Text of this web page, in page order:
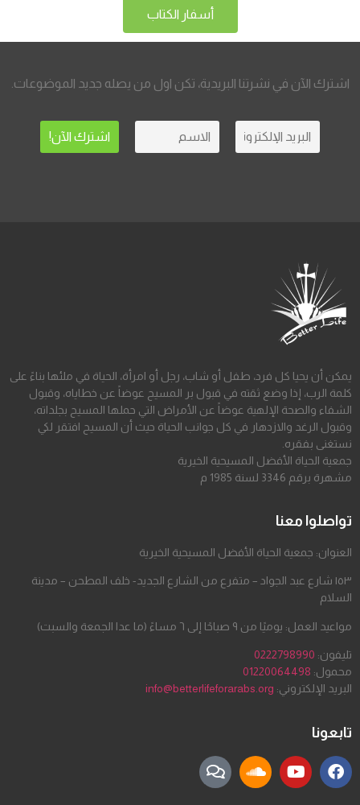
أسفار الكتاب
اشترك الآن في نشرتنا البريدية، تكن اول من يصله جديد الموضوعات.
يمكن أن يحيا كل فرد، طفل أو شاب، رجل أو امرأة، الحياة في ملئها بناءً على
كلمة الرب، إذا وضع ثقته في قبول بر المسيح عوضاً عن خطاياه، وقبول
الشفاء والصحة الإلهية عوضاً عن الأمراض التي حملها المسيح بجلداته،
وقبول الرغد والازدهار في كل جوانب الحياة حيث أن المسيح افتقر لكي
نستغنى بفقره.
جمعية الحياة الأفضل المسيحية الخيرية
مشهرة برقم 3346 لسنة 1985 م
تواصلوا معنا
العنوان: جمعية الحياة الأفضل المسيحية الخيرية
١٥٣ شارع عبد الجواد – متفرع من الشارع الجديد- خلف المطحن – مدينة
السلام
مواعيد العمل: يوميًا من ٩ صباحًا إلى ٦ مساءً (ما عدا الجمعة والسبت)
تليفون: 0222798990
محمول: 01220064498
البريد الإلكتروني: info@betterlifeforarabs.org
تابعونا